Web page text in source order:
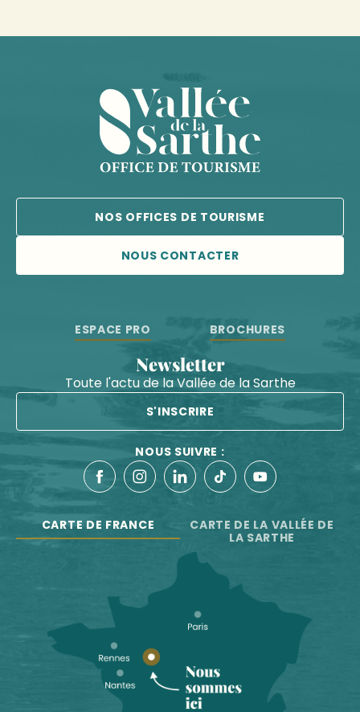
NOS OFFICES DE TOURISME
NOUS CONTACTER
ESPACE PRO BROCHURES
Newsletter
Toute l'actu de la Vallée de la Sarthe
S'INSCRIRE
NOUS SUIVRE :
CARTE DE FRANCE
CARTE DE LA VALLÉE DE
LA SARTHE